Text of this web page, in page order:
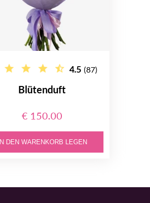
4.5 (87)
Blütenduft
€ 150.00
IN DEN WARENKORB LEGEN